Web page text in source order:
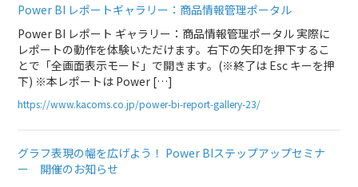
Power BI レポートギャラリー：商品情報管理ポータル
Power BI レポート ギャラリー：商品情報管理ポータル 実際に
レポートの動作を体験いただけます。右下の矢印を押下するこ
とで「全画面表示モード」で開きます。(※終了は Esc キーを押
下) ※本レポートは Power […]
https://www.kacoms.co.jp/power-bi-report-gallery-23/
グラフ表現の幅を広げよう！ Power BIステップアップセミナ
ー 開催のお知らせ